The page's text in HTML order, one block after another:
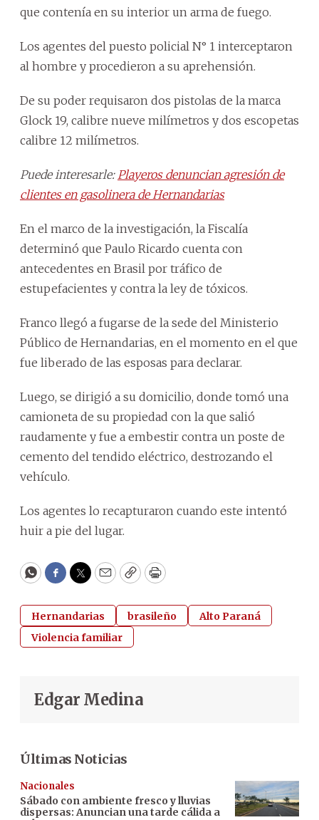
que contenía en su interior un arma de fuego.
Los agentes del puesto policial N° 1 interceptaron
al hombre y procedieron a su aprehensión.
De su poder requisaron dos pistolas de la marca
Glock 19, calibre nueve milímetros y dos escopetas
calibre 12 milímetros.
Puede interesarle: Playeros denuncian agresión de
clientes en gasolinera de Hernandarias
En el marco de la investigación, la Fiscalía
determinó que Paulo Ricardo cuenta con
antecedentes en Brasil por tráfico de
estupefacientes y contra la ley de tóxicos.
Franco llegó a fugarse de la sede del Ministerio
Público de Hernandarias, en el momento en el que
fue liberado de las esposas para declarar.
Luego, se dirigió a su domicilio, donde tomó una
camioneta de su propiedad con la que salió
raudamente y fue a embestir contra un poste de
cemento del tendido eléctrico, destrozando el
vehículo.
Los agentes lo recapturaron cuando este intentó
huir a pie del lugar.
WhatsApp
Facebook
Twitter
EmailCopyPrint
Hernandarias brasileño
Alto Paraná
Violencia familiar
Edgar Medina
Últimas Noticias
Nacionales
Sábado con ambiente fresco y lluvias
dispersas: Anuncian una tarde cálida a